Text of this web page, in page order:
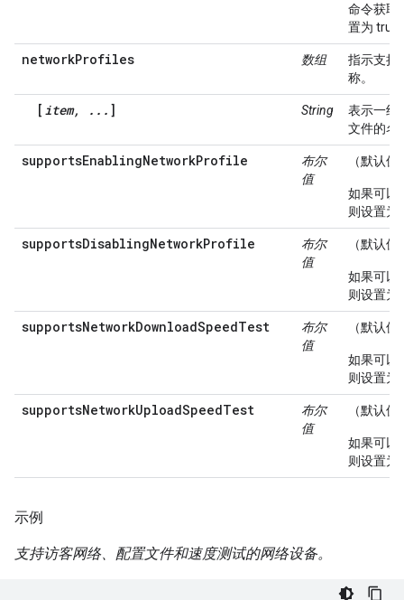
命令获取
置为 true
networkProfiles 数组
指示支持
称。
[ item, ... ] String
表示一组
文件的名
supportsEnablingNetworkProfile
布尔
值
（默认值
如果可以
则设置为
supportsDisablingNetworkProfile
布尔
值
（默认值
如果可以
则设置为
supportsNetworkDownloadSpeedTest
布尔
值
（默认值
如果可以
则设置为
supportsNetworkUploadSpeedTest
布尔
值
（默认值
如果可以
则设置为
示例
支持访客网络、配置文件和速度测试的网络设备。